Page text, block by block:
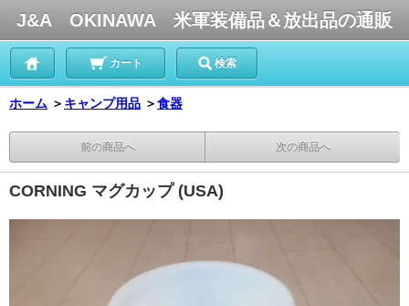
J&A OKINAWA 米軍装備品＆放出品の通販
カート 検索
ホーム ＞ キャンプ用品 ＞食器
前の商品へ 次の商品へ
CORNING マグカップ (USA)